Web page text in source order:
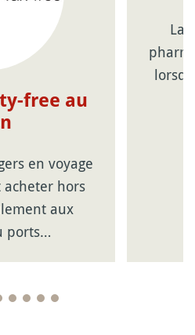
free au
en voyage
acheter hors
aux
ports…
La